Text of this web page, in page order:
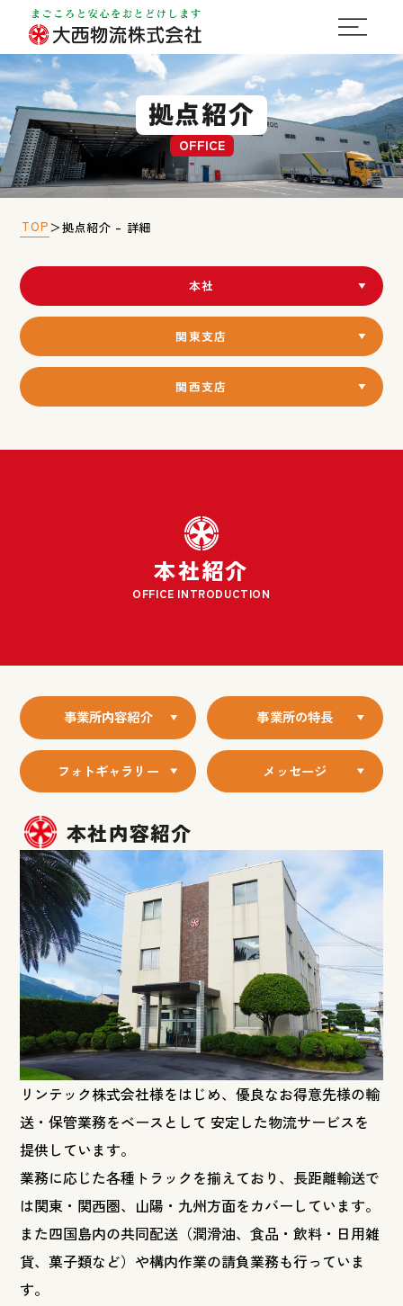
拠点紹介
OFFICE
TOP＞拠点紹介 – 詳細
本社
関東支店
関西支店
本社紹介
OFFICE INTRODUCTION
事業所内容紹介 事業所の特長
フォトギャラリー メッセージ
本社内容紹介
リンテック株式会社様をはじめ、優良なお得意先様の輸
送・保管業務をベースとして 安定した物流サービスを
提供しています。
業務に応じた各種トラックを揃えており、長距離輸送で
は関東・関西圏、山陽・九州方面をカバーしています。
また四国島内の共同配送（潤滑油、食品・飲料・日用雑
貨、菓子類など）や構内作業の請負業務も行っていま
す。